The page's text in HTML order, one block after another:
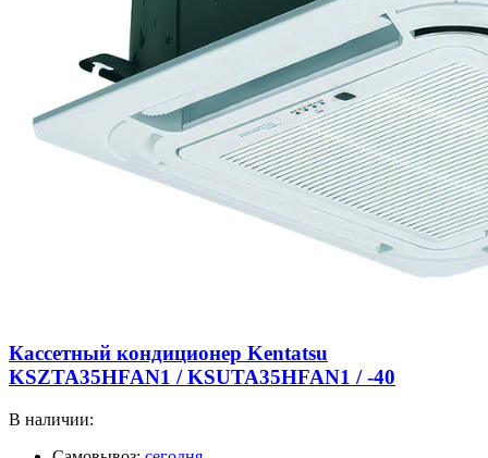
Кассетный кондиционер Kentatsu
KSZTA35HFAN1 / KSUTA35HFAN1 / -40
В наличии: